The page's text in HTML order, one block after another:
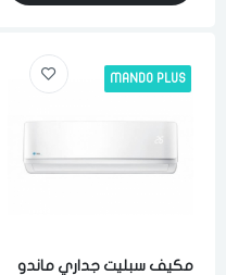
MANDO PLUS
مكيف سبليت جداري ماندو